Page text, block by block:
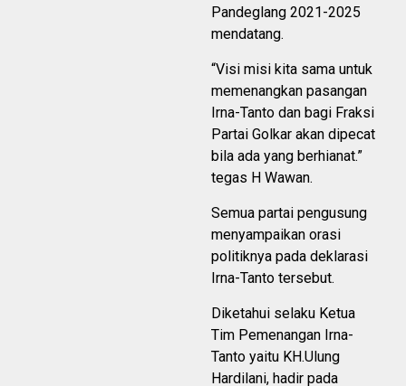
Pandeglang 2021-2025
mendatang.
“Visi misi kita sama untuk
memenangkan pasangan
Irna-Tanto dan bagi Fraksi
Partai Golkar akan dipecat
bila ada yang berhianat.”
tegas H Wawan.
Semua partai pengusung
menyampaikan orasi
politiknya pada deklarasi
Irna-Tanto tersebut.
Diketahui selaku Ketua
Tim Pemenangan Irna-
Tanto yaitu KH.Ulung
Hardilani, hadir pada